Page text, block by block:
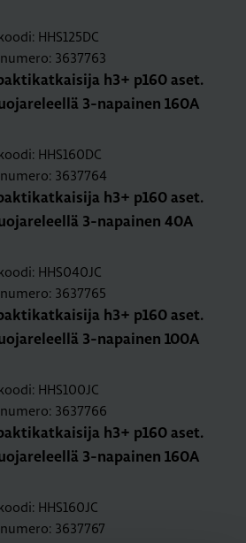
HHS125DC
3637763
h3+ p160 aset.
3-na­pai­nen 160A
HHS160DC
3637764
h3+ p160 aset.
3-na­pai­nen 40A
HHS040JC
3637765
h3+ p160 aset.
3-na­pai­nen 100A
HHS100JC
3637766
h3+ p160 aset.
3-na­pai­nen 160A
HHS160JC
3637767